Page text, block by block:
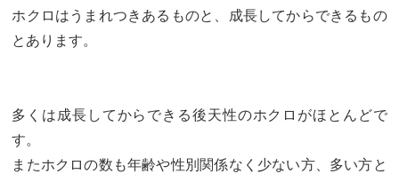
ホクロはうまれつきあるものと、成長してからできるもの
とあります。
多くは成長してからできる後天性のホクロがほとんどで
す。
またホクロの数も年齢や性別関係なく少ない方、多い方と